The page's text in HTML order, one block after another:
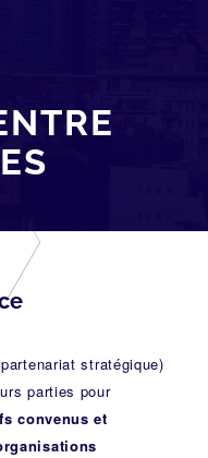
stratégique)
parties pour
convenus et